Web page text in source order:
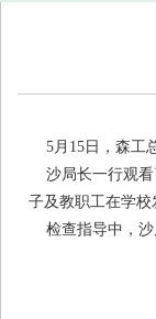
5月15日，森工
沙局长一行观看
子及教职工在学校
检查指导中，沙